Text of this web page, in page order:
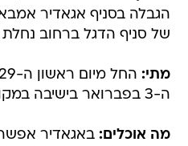
הגבלה בסניף אגאדיר
של סניף הדגל ברחוב נחלת
מתי:
ה-3 בפברואר בישיבה במקום בלבד.
מה אוכלים: באגאדיר